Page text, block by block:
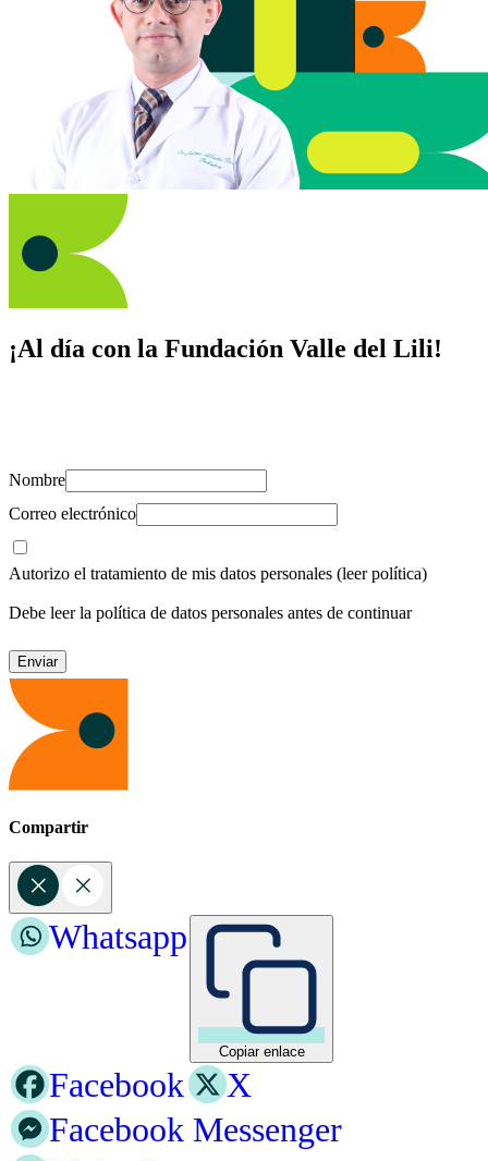
¡Al día con la Fundación Valle del Lili!
Nombre
Correo electrónico
Autorizo el tratamiento de mis datos personales (leer política)
Debe leer la política de datos personales antes de continuar
Compartir
Copiar enlace
Whatsapp
Facebook
X
Facebook Messenger